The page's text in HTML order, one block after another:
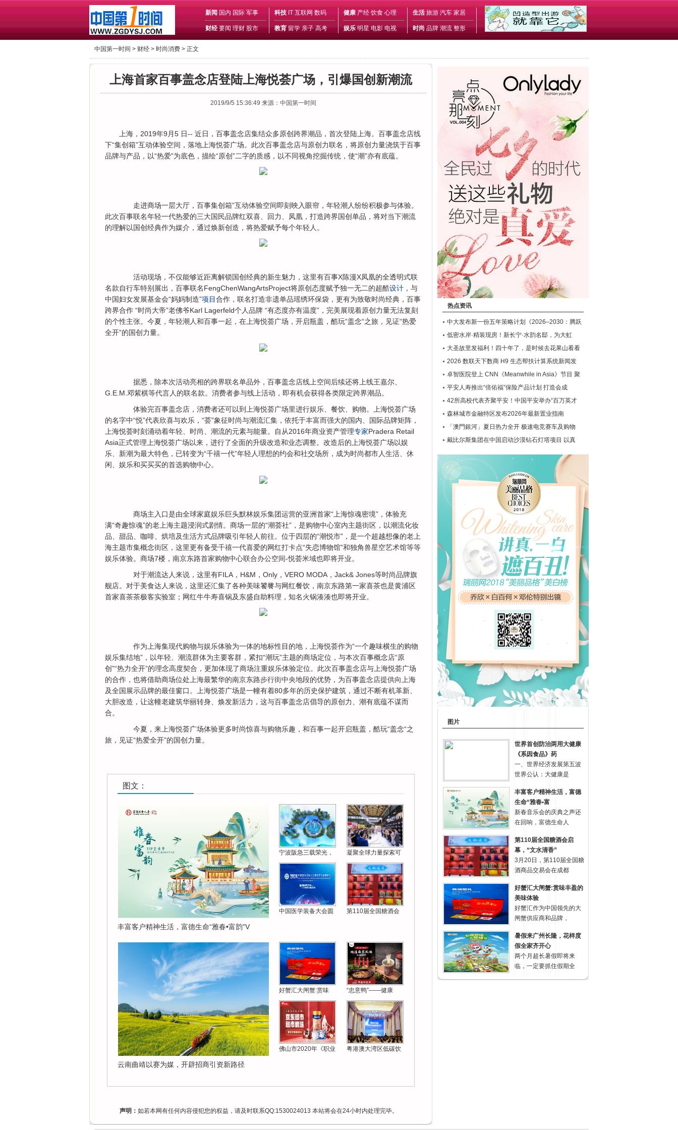
新闻 国内 国际 军事
财经 要闻 理财 股市
科技 IT 互联网 数码
教育 留学 亲子 高考
健康 产经 饮食 心理
娱乐 明星 电影 电视
生活 旅游 汽车 家居
时尚 品牌 潮流 整形
中国第一时间 > 财经 > 时尚消费 > 正文
上海首家百事盖念店登陆上海悦荟广场，引爆国创新潮流
2019/9/5 15:36:49 来源：中国第一时间
上海，2019年9月5 日-- 近日，百事盖念店集结众多原创跨界潮品，首次登陆上海。百事盖念店线
下“集创箱”互动体验空间，落地上海悦荟广场。此次百事盖念店与原创力联名，将原创力量浇筑于百事
品牌与产品，以“热爱”为底色，描绘“原创”二字的质感，以不同视角挖掘传统，使“潮”亦有底蕴。
走进商场一层大厅，百事集创箱”互动体验空间即刻映入眼帘，年轻潮人纷纷积极参与体验。
此次百事联名年轻一代热爱的三大国民品牌红双喜、回力、凤凰，打造跨界国创单品，将对当下潮流
的理解以国创经典作为媒介，通过焕新创造，将热爱赋予每个年轻人。
活动现场，不仅能够近距离解锁国创经典的新生魅力，这里有百事X陈漫X凤凰的全透明式联
名款自行车特别展出，百事联名FengChenWangArtsProject将原创态度赋予独一无二的超酷设计 ，与
中国妇女发展基金会“妈妈制造”项目合作，联名打造非遗单品瑶绣环保袋，更有为致敬时尚经典，百事
跨界合作 “时尚大帝”老佛爷Karl Lagerfeld个人品牌 “有态度亦有温度”，完美展现着原创力量无法复刻
的个性主张。今夏，年轻潮人和百事一起，在上海悦荟广场，开启瓶盖，酷玩“盖念“之旅，见证“热爱
全开”的国创力量。
据悉，除本次活动亮相的跨界联名单品外，百事盖念店线上空间后续还将上线王嘉尔、
G.E.M.邓紫棋等代言人的联名款。消费者参与线上活动，即有机会获得各类限定跨界潮品。
体验完百事盖念店，消费者还可以到上海悦荟广场里进行娱乐、餐饮、购物。上海悦荟广场
的名字中“悦”代表欣喜与欢乐，“荟”象征时尚与潮流汇集，依托于丰富而强大的国内、国际品牌矩阵，
上海悦荟时刻涌动着年轻、时尚、潮流的元素与能量。自从2016年商业资产管理专家Pradera Retail
Asia正式管理上海悦荟广场以来，进行了全面的升级改造和业态调整。改造后的上海悦荟广场以娱
乐、新潮为最大特色，已转变为“千禧一代”年轻人理想的约会和社交场所，成为时尚都市人生活、休
闲、娱乐和买买买的首选购物中心。
商场主入口是由全球家庭娱乐巨头默林娱乐集团运营的亚洲首家“上海惊魂密境”，体验充
满“奇趣惊魂”的老上海主题浸润式剧情。商场一层的“潮荟社”，是购物中心室内主题街区，以潮流化妆
品、甜品、咖啡、烘培及生活方式品牌吸引年轻人前往。位于四层的“潮悦市”，是一个超越想像的老上
海主题市集概念街区，这里更有备受千禧一代喜爱的网红打卡点“失恋博物馆”和独角兽星空艺术馆等等
娱乐体验。商场7楼，南京东路首家购物中心联合办公空间-悦荟米域也即将开业。
对于潮流达人来说，这里有FILA，H&M，Only，VERO MODA，Jack& Jones等时尚品牌旗
舰店。对于美食达人来说，这里还汇集了各种美味饕餮与网红餐饮，南京东路第一家喜茶也是黄浦区
首家喜茶茶极客实验室；网红牛牛寿喜锅及东盛自助料理，知名火锅湊湊也即将开业。
作为上海集现代购物与娱乐体验为一体的地标性目的地，上海悦荟作为“一个趣味横生的购物
娱乐集结地”，以年轻、潮流群体为主要客群，紧扣“潮玩”主题的商场定位，与本次百事概念店“原
创”“热力全开”的理念高度契合，更加体现了商场注重娱乐体验定位。此次百事盖念店与上海悦荟广场
的合作，也将借助商场位处上海最繁华的南京东路步行街中央地段的优势，为百事盖念店提供向上海
及全国展示品牌的最佳窗口。上海悦荟广场是一幢有着80多年的历史保护建筑，通过不断有机革新、
大胆改造，让这幢老建筑华丽转身、焕发新活力，这与百事盖念店倡导的原创力、潮有底蕴不谋而
合。
今夏，来上海悦荟广场体验更多时尚惊喜与购物乐趣，和百事一起开启瓶盖，酷玩“盖念“之
旅，见证“热爱全开”的国创力量。
图文：
丰富客户精神生活，富德生命“雅春•富韵”V
宁波阪急三载荣光， 凝聚全球力量探索可
中国医学装备大会圆 第110届全国糖酒会
云南曲靖以赛为媒，开辟招商引资新路径
好蟹汇大闸蟹:赏味 “忠意鸭”——健康
佛山市2020年《职业 粤港澳大湾区低碳饮
声明： 如若本网有任何内容侵犯您的权益，请及时联系QQ:1530024013 本站将会在24小时内处理完毕。
热点资讯
中大发布新一份五年策略计划《2026‒2030：腾跃
低密水岸·精装现房！新长宁·水韵名邸，为大虹
大圣故里发福利！四十年了，是时候去花果山看看
2026 数联天下数商 H9 生态帮扶计算系统新闻发
卓智医院登上 CNN《Meanwhile in Asia》节目 聚
平安人寿推出“倍佑福”保险产品计划 打造会成
42所高校代表齐聚平安！中国平安举办“百万英才
森林城市金融特区发布2026年最新置业指南
「澳門銀河」夏日热力全开 极速电竞赛车及购物
戴比尔斯集团在中国启动沙漠钻石灯塔项目 以真
图片
世界首创防治两用大健康
《系因食品》药
一、世界经济发展第五波
世界公认：大健康是
丰富客户精神生活，富德
生命“雅春•富
新春音乐会的庆典之声还
在回响，富德生命人
第110届全国糖酒会启
幕，“文水清香”
3月20日，第110届全国糖
酒商品交易会在成都
好蟹汇大闸蟹:赏味丰盈的
美味体验
好蟹汇作为中国领先的大
闸蟹供应商和品牌，
暑假来广州长隆，花样度
假全家齐开心
两个月超长暑假即将来
临，一定要抓住假期全